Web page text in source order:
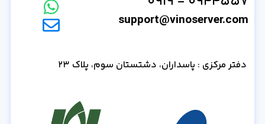
support@vinoserver.com
دفتر مرکزی : پاسداران، دشتستان سوم، پلاک 23